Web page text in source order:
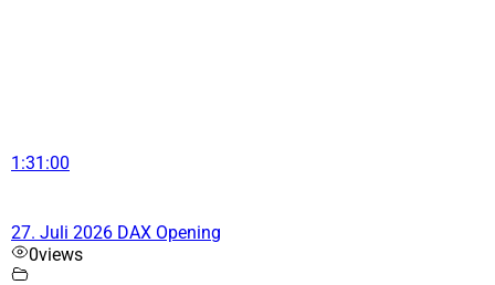
1:31:00
27. Juli 2026 DAX Opening
0views